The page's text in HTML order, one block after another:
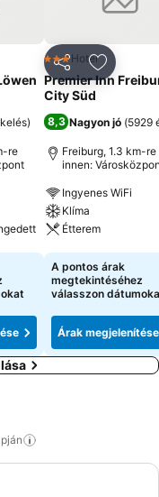
a kedvencekhez
)
re
Megosztás
3 Kategória
Hotel
Premier Inn
City Süd
8,3 Nagyon jó (5929
Freiburg, 1.3 km-re
innen:
Ingyenes WiFi
Klíma
Étterem
Árak
A pontos árak
megtekintéséhez
válasszon
Árak megjelenítése